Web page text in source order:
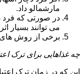
مارشمالو داد.
در صورتی که فرد
می توانند بسیار
برخی از روش های
چه غذاهایی برای ترک
این که در زمان ترک